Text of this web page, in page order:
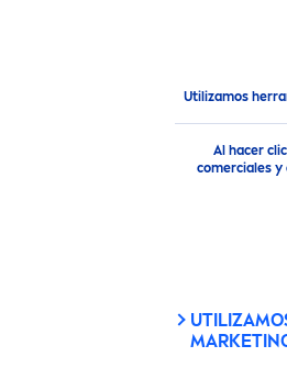
Utilizamos
Al hacer
comerciales y
Solar